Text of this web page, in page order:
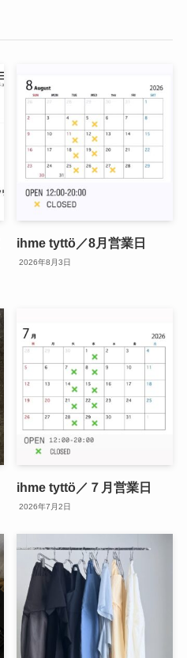
ihme tyttö／8月営業日
2026年8月3日
ihme tyttö／７月営業日
2026年7月2日